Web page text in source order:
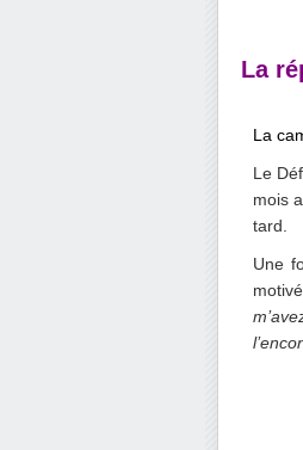
La
La
Le
mois
tard.
Une